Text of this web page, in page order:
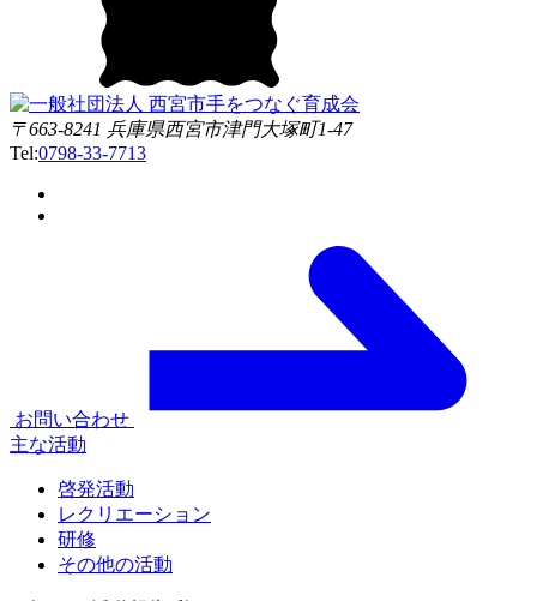
〒663-8241 兵庫県西宮市津門大塚町1-47
Tel:0798-33-7713
お問い合わせ
主な活動
啓発活動
レクリエーション
研修
その他の活動